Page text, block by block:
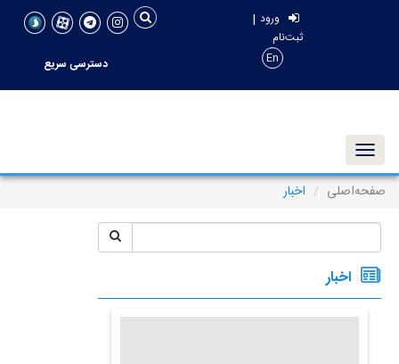
ورود |
ثبت‌نام
En
دسترسی سریع
Toggle navigation
صفحه‌اصلی
اخبار
اخبار